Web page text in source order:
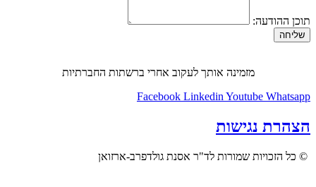
תוכן ההודעה:
שליחה
מזמינה אותך לעקוב אחרי ברשתות החברתיות
Facebook Linkedin Youtube Whatsapp
הצהרת נגישות
© כל הזכויות שמורות לד"ר אסנת גולדפרב-ארזואן